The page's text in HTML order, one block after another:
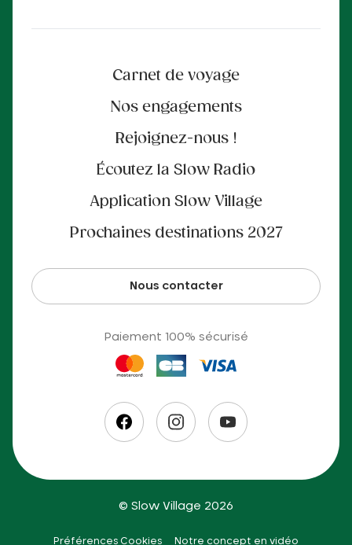
Carnet de voyage
Nos engagements
Rejoignez-nous !
Écoutez la Slow Radio
Application Slow Village
Prochaines destinations 2027
Nous contacter
Paiement 100% sécurisé
© Slow Village 2026
Préférences Cookies Notre concept en vidéo